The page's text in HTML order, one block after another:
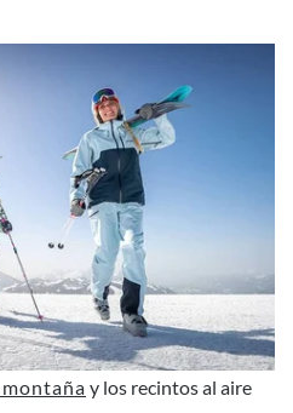
y los recintos al aire